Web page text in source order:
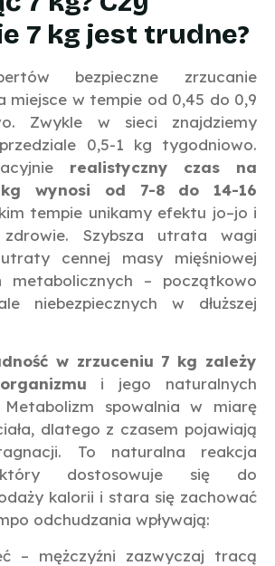
7 kg jest trudne?
bezpieczne zrzucanie
miejsce w tempie od 0,45 do 0,9
Zwykle w sieci znajdziemy
0,5-1 kg tygodniowo.
realistyczny czas na
wynosi od 7-8 do 14-16
tempie unikamy efektu jo–jo i
zdrowie. Szybsza utrata wagi
cennej masy mięśniowej
metabolicznych – początkowo
niebezpiecznych w dłuższej
w zrzuceniu 7 kg zależy
i jego naturalnych
Metabolizm spowalnia w miarę
dlatego z czasem pojawiają
To naturalna reakcja
który dostosowuje się do
kalorii i stara się zachować
odchudzania wpływają:
– mężczyźni zazwyczaj tracą